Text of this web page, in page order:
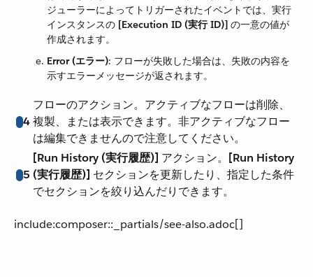
ジューラーによってトリガーされたイベントでは、実行
インスタンスの ​ [Execution ID (実行 ID)] ​ の一意の値が
作成されます。
Error (エラー)​: フローが失敗した場合は、失敗の内容を
示すエラーメッセージが返されます。
4
フローのアクション。アクティブなフローは削除、
複製、または表示できます。非アクティブなフロー
は編集できませんので注意してください。
5
[Run History (実行履歴)] ​ アクション。​ [Run History
(実行履歴)] ​ セクションを更新したり、指定した条件
でセクションを絞り込んだりできます。
include:composer::_partials/see-also.adoc[]